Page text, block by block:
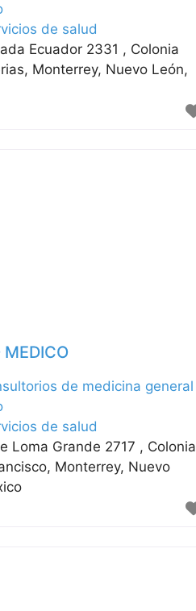
de salud
Ecuador 2331 , Colonia
Monterrey Nuevo León
MEDICO
de medicina general
de salud
Loma Grande 2717 , Colonia
Monterrey Nuevo